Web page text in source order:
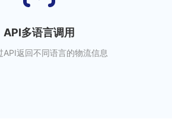
API多语言调用
API返回不同语言的物流信息